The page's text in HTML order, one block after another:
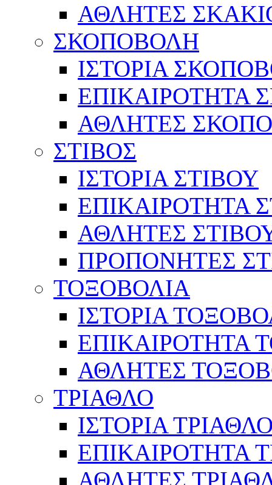
ΑΘΛΗΤΕΣ
ΣΚΟΠΟΒΟΛΗ
ΙΣΤΟΡΙΑ
ΕΠΙΚΑΙΡΟΤΗΤΑ
ΑΘΛΗΤΕΣ
ΣΤΙΒΟΣ
ΙΣΤΟΡΙΑ ΣΤΙΒΟΥ
ΕΠΙΚΑΙΡΟΤΗΤΑ
ΑΘΛΗΤΕΣ
ΠΡΟΠΟΝΗΤΕΣ
ΤΟΞΟΒΟΛΙΑ
ΙΣΤΟΡΙΑ
ΕΠΙΚΑΙΡΟΤΗΤΑ
ΑΘΛΗΤΕΣ
ΤΡΙΑΘΛΟ
ΙΣΤΟΡΙΑ
ΕΠΙΚΑΙΡΟΤΗΤΑ